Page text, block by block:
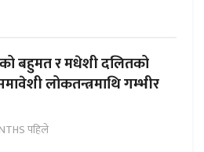
बहुमत र मधेशी दलितको
लोकतन्त्रमाथि गम्भीर
पहिले